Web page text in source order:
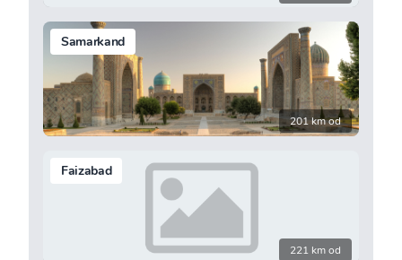
Samarkand
201 km od
Faizabad
221 km od